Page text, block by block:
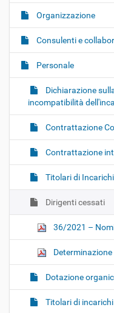
a
v
g
a
o
Organizzazione
Consulenti e
Personale
Dichiarazione
incompatibilità
Contrattazione
Contrattazione
Titolari di
Dirigenti cessati
36/2021 –
Dotazione
Titolari di